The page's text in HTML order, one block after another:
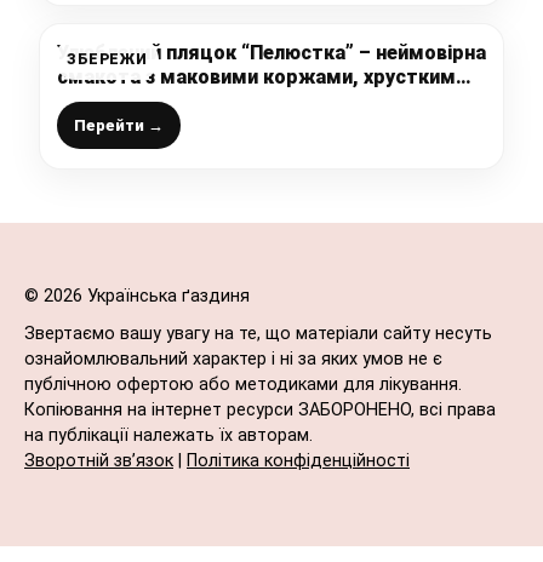
ЗБЕРЕЖИ
Улюблений пляцок “Пелюстка” – неймовірна
смакота з маковими коржами, хрустким
кокосовим безе і карамельним кремом
Перейти →
© 2026 Українська ґаздиня
Звертаємо вашу увагу на те, що матеріали сайту несуть
ознайомлювальний характер і ні за яких умов не є
публічною офертою або методиками для лікування.
Копіювання на інтернет ресурси ЗАБОРОНЕНО, всі права
на публікації належать їх авторам.
Зворотній зв’язок
Політика конфіденційності